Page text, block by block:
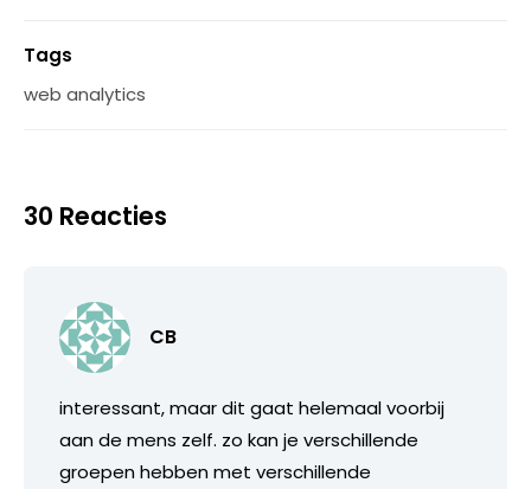
Tags
web analytics
30 Reacties
CB
interessant, maar dit gaat helemaal voorbij
aan de mens zelf. zo kan je verschillende
groepen hebben met verschillende